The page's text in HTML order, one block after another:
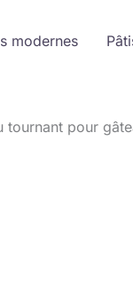
modernes
tournant pour